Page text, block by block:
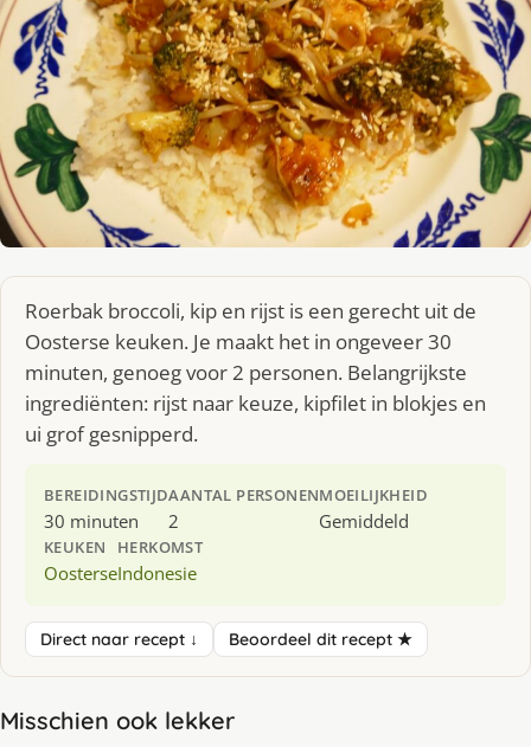
Roerbak broccoli, kip en rijst is een gerecht uit de
Oosterse keuken. Je maakt het in ongeveer 30
minuten, genoeg voor 2 personen. Belangrijkste
ingrediënten: rijst naar keuze, kipfilet in blokjes en
ui grof gesnipperd.
BEREIDINGSTIJD
30 minuten
AANTAL PERSONEN
2
MOEILIJKHEID
Gemiddeld
KEUKEN
Oosterse
HERKOMST
Indonesie
Direct naar recept ↓ Beoordeel dit recept ★
Misschien ook lekker